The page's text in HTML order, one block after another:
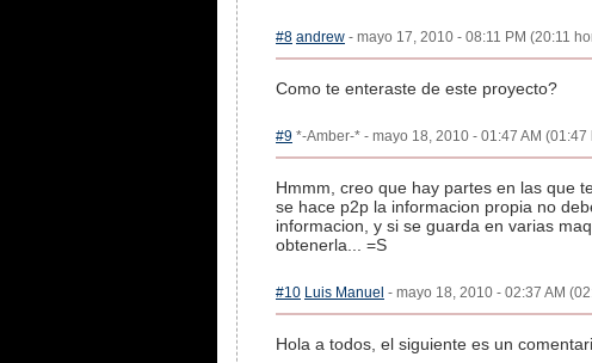
#8 andrew - mayo 17, 2010 - 08:11 PM (20:11
Como te enteraste de este proyecto?
#9 *-Amber-* - mayo 18, 2010 - 01:47 AM (01:47
Hmmm, creo que hay partes en las que
se hace p2p la informacion propia no
informacion, y si se guarda en varias
obtenerla... =S
#10 Luis Manuel - mayo 18, 2010 - 02:37 AM
Hola a todos, el siguiente es un